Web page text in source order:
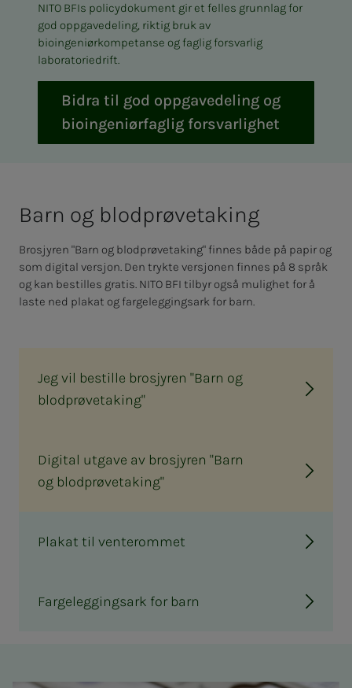
NITO BFIs policydokument gir et felles grunnlag for
god oppgavedeling, riktig bruk av
bioingeniørkompetanse og faglig forsvarlig
laboratoriedrift.
Bidra til god oppgavedeling og
bioingeniørfaglig forsvarlighet
Barn og blo­d­­­prøve­ta­­­king
Brosjyren "Barn og blodprøvetaking" finnes både på papir og
som digital versjon. Den trykte versjonen finnes på 8 språk
og kan bestilles gratis. NITO BFI tilbyr også mulighet for å
laste ned plakat og fargeleggingsark for barn.
Jeg vil bestille brosjyren "Barn og
blodprøvetaking"
Digital utgave av brosjyren "Barn
og blodprøvetaking"
Plakat til venterommet
Fargeleggingsark for barn